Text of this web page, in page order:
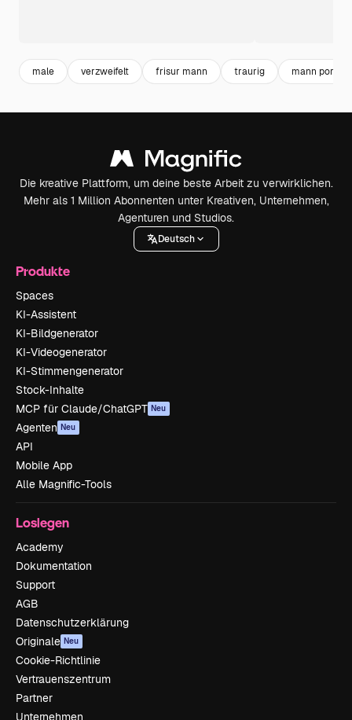
male verzweifelt frisur mann traurig mann portrait
Die kreative Plattform, um deine beste Arbeit zu verwirklichen.
Mehr als 1 Million Abonnenten unter Kreativen, Unternehmen,
Agenturen und Studios.
Deutsch
Produkte
Spaces
KI-Assistent
KI-Bildgenerator
KI-Videogenerator
KI-Stimmengenerator
Stock-Inhalte
MCP für Claude/ChatGPT Neu
Agenten Neu
API
Mobile App
Alle Magnific-Tools
Loslegen
Academy
Dokumentation
Support
AGB
Datenschutzerklärung
Originale Neu
Cookie-Richtlinie
Vertrauenszentrum
Partner
Unternehmen